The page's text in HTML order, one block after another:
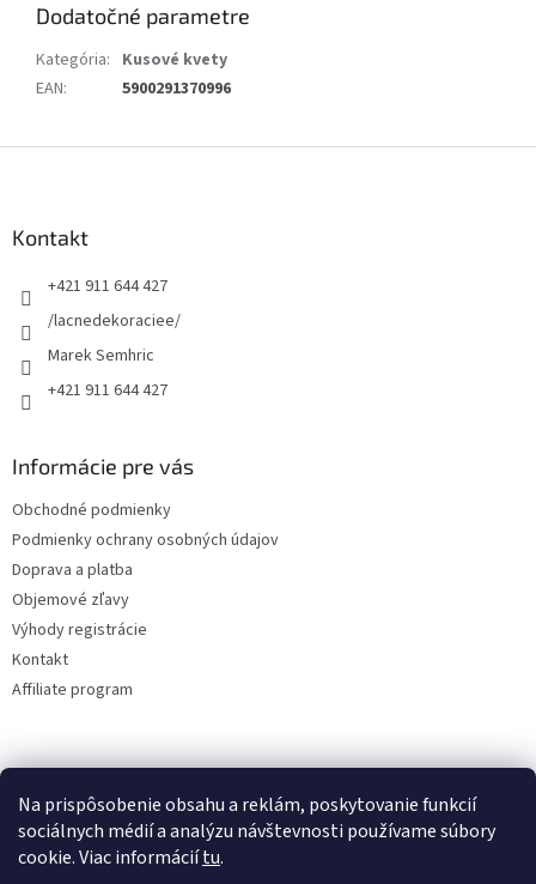
Na prispôsobenie obsahu a reklám, poskytovanie funkcií
sociálnych médií a analýzu návštevnosti používame súbory
cookie. Viac informáciítu.
Dodatočné parametre
Kategória: Kusové kvety
EAN: 5900291370996
Kontakt
+421 911 644 427
/lacnedekoraciee/
Marek Semhric
+421 911 644 427
Informácie pre vás
Obchodné podmienky
Podmienky ochrany osobných údajov
Doprava a platba
Objemové zľavy
Výhody registrácie
Kontakt
Affiliate program